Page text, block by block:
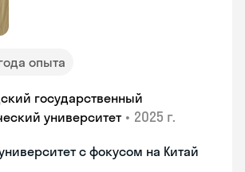
опыта
государственный
университет • 2025 г.
с фокусом на Китай